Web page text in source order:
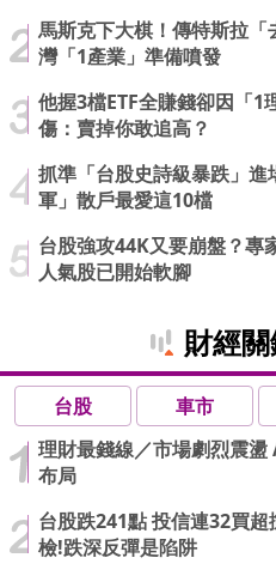
馬斯克下大棋！傳特斯拉
灣「1產業」準備噴發
他握3檔ETF全賺錢卻因「1
傷：賣掉你敢追高？
抓準「台股史詩級暴跌」進
軍」散戶最愛這10檔
台股強攻44K又要崩盤？專
人氣股已開始軟腳
財經
台股 車市
理財最錢線／市場劇烈震
布局
台股跌241點 投信連32買
檢!跌深反彈是陷阱